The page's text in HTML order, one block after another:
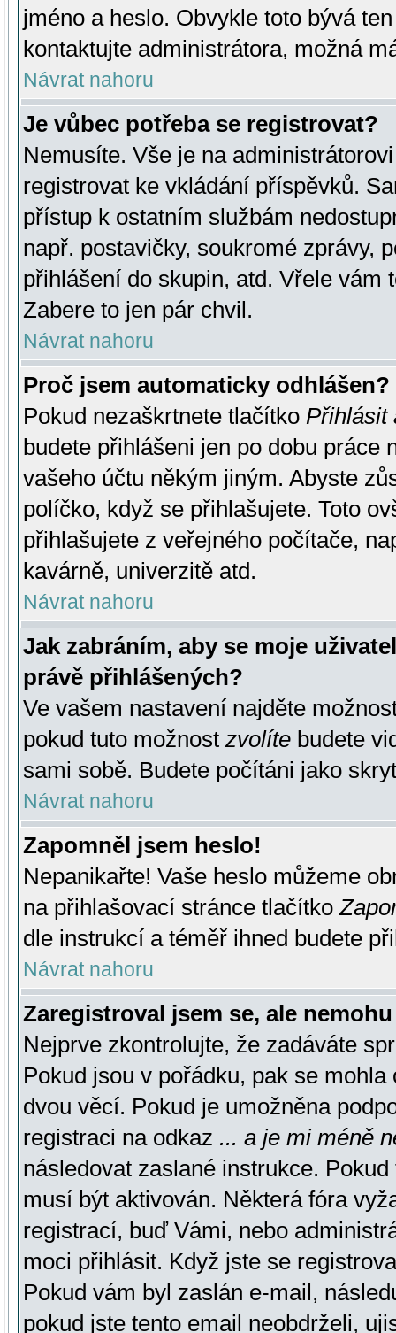
jméno a heslo. Obvykle toto bývá
kontaktujte administrátora, možná
Návrat nahoru
Je vůbec potřeba se registrovat?
Nemusíte. Vše je na
registrovat ke vkládání příspěvků.
přístup k ostatním službám
např. postavičky, soukromé zprávy,
přihlášení do skupin, atd. Vřele vám
Zabere to jen pár chvil.
Návrat nahoru
Proč jsem automaticky odhlášen?
Pokud nezaškrtnete tlačítko Přihlásit
budete přihlášeni jen po dobu práce
vašeho účtu někým jiným. Abyste
políčko, když se přihlašujete. Toto
přihlašujete z veřejného počítače,
kavárně, univerzitě atd.
Návrat nahoru
Jak zabráním, aby se moje
právě přihlášených?
Ve vašem nastavení najděte
pokud tuto možnost zvolíte budete
sami sobě. Budete počítáni jako
Návrat nahoru
Zapomněl jsem heslo!
Nepanikařte! Vaše heslo můžeme
na přihlašovací stránce tlačítko
dle instrukcí a téměř ihned budete
Návrat nahoru
Zaregistroval jsem se, ale
Nejprve zkontrolujte, že zadáváte
Pokud jsou v pořádku, pak se
dvou věcí. Pokud je umožněna
registraci na odkaz ... a je mi méně
následovat zaslané instrukce.
musí být aktivován. Některá fóra
registrací, buď Vámi, nebo
moci přihlásit. Když jste se
Pokud vám byl zaslán e-mail,
pokud jste tento email neobdrželi,